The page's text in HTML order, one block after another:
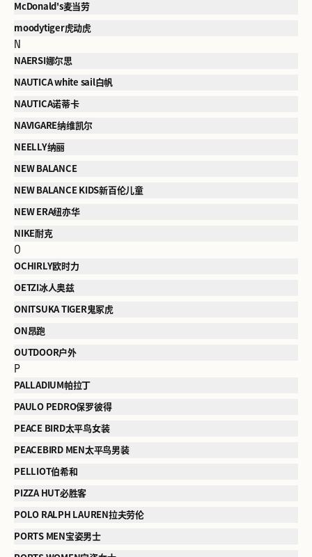
McDonald's麦当劳
moodytiger虎动虎
N
NAERSI娜尔思
NAUTICA white sail白帆
NAUTICA诺蒂卡
NAVIGARE纳维凯尔
NEELLY纳丽
NEW BALANCE
NEW BALANCE KIDS新百伦儿童
NEW ERA纽亦华
NIKE耐克
O
OCHIRLY欧时力
OETZI冰人奥兹
ONITSUKA TIGER鬼冢虎
ON昂跑
OUTDOOR户外
P
PALLADIUM帕拉丁
PAULO PEDRO保罗彼得
PEACE BIRD太平鸟女装
PEACEBIRD MEN太平鸟男装
PELLIOT伯希和
PIZZA HUT必胜客
POLO RALPH LAUREN拉夫劳伦
PORTS MEN宝姿男士